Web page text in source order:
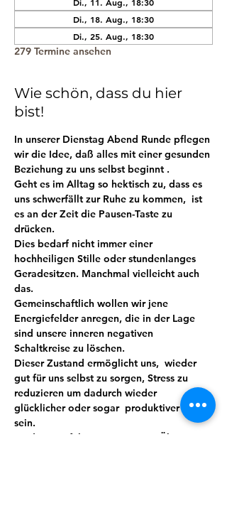
Di., 18. Aug., 18:30
Di., 25. Aug., 18:30
279 Termine ansehen
Wie schön, dass du hier
bist!
In unserer Dienstag Abend Runde pflegen
wir die Idee, daß alles mit einer gesunden
Beziehung zu uns selbst beginnt .
Geht es im Alltag so hektisch zu, dass es
uns schwerfällt zur Ruhe zu kommen,  ist
es an der Zeit die Pausen-Taste zu
drücken.
Dies bedarf nicht immer einer
hochheiligen Stille oder stundenlanges
Geradesitzen. Manchmal vielleicht auch
das.
Gemeinschaftlich wollen wir jene
Energiefelder anregen, die in der Lage
sind unsere inneren negativen
Schaltkreise zu löschen.
Dieser Zustand ermöglicht uns,  wieder
gut für uns selbst zu sorgen, Stress zu
reduzieren um dadurch wieder
glücklicher oder sogar  produktiver zu
sein.
Meditation führt mit ein wenig Übung